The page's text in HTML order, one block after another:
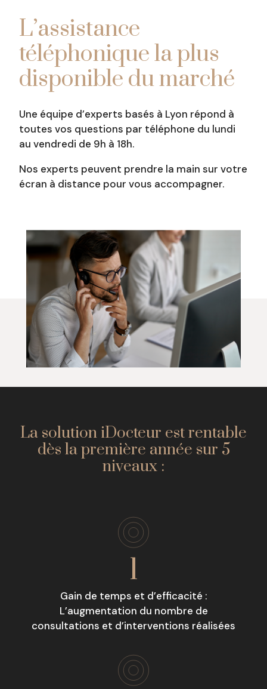
L’assistance
téléphonique la plus
disponible du marché
Une équipe d’experts basés à Lyon répond à
toutes vos questions par téléphone du lundi
au vendredi de 9h à 18h.
Nos experts peuvent prendre la main sur votre
écran à distance pour vous accompagner.
La solution iDocteur est rentable
dès la première année sur 5
niveaux :
1
Gain de temps et d’efficacité :
L’augmentation du nombre de
consultations et d’interventions réalisées